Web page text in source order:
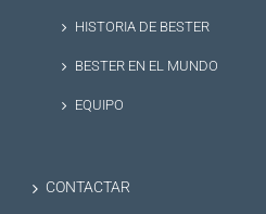
HISTORIA DE BESTER
BESTER EN EL MUNDO
EQUIPO
CONTACTAR